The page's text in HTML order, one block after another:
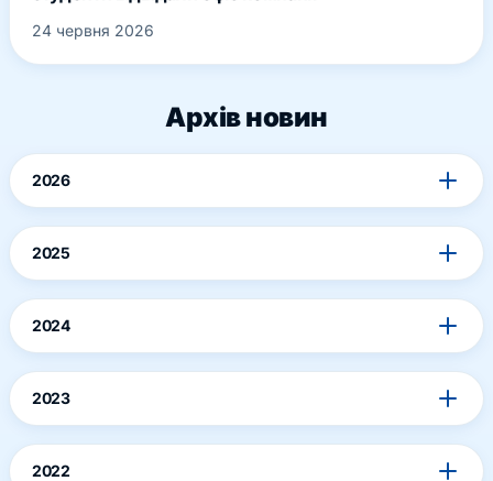
24 червня 2026
Архів новин
2026
2025
2024
2023
2022